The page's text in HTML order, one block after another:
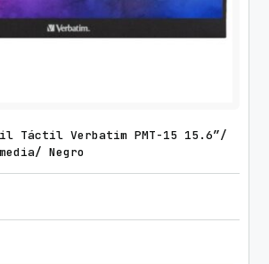
Táctil Verbatim PMT-15 15.6″/
Negro